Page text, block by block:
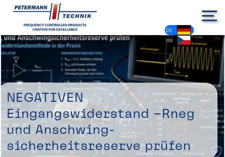
DE
EN
FR
ES
PL
IT
NL
HU
CS
Negativen
Eingangswiderstand −Rneg
und Anschwing-
sicherheitsreserve prüfen